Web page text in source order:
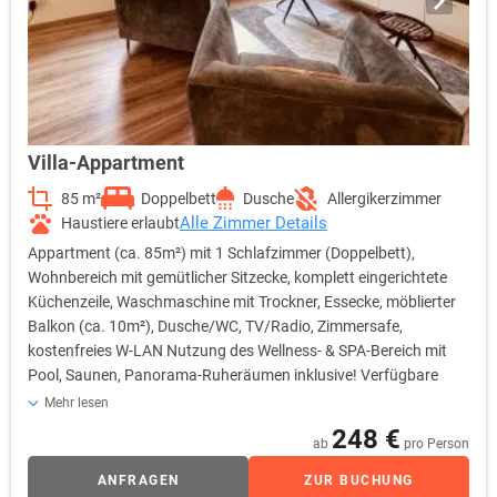
Villa-Appartment
85 m² Doppelbett Dusche
Allergikerzimmer
Haustiere erlaubtAlle Zimmer Details
Appartment (ca. 85m²) mit 1 Schlafzimmer (Doppelbett),
Wohnbereich mit gemütlicher Sitzecke, komplett eingerichtete
Küchenzeile, Waschmaschine mit Trockner, Essecke, möblierter
Balkon (ca. 10m²), Dusche/WC, TV/Radio, Zimmersafe,
kostenfreies W-LAN Nutzung des Wellness- & SPA-Bereich mit
Pool, Saunen, Panorama-Ruheräumen inklusive! Verfügbare
Einrichtungen: • 1 Schlafzimmer mit Doppelbett • Wohnbereich
Schlafzimmer • komplett eingerichtete Küchenzeile • Essecke •
Spülmaschine • Waschmaschine mit Trockner • Dusche / WC •
Mehr lesen
ab 248 € pro Person
ANFRAGEN ZUR BUCHUNG